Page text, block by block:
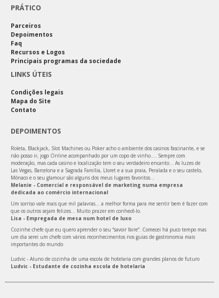
PRÁTICO
Parceiros
Depoimentos
Faq
Recursos e Logos
Principais programas da sociedade
LINKS ÚTEIS
Condições legais
Mapa do Site
Contato
DEPOIMENTOS
Roleta, Blackjack, Slot Machines ou Poker acho o ambiente dos casinos fascinante, e se
não posso ir, jogo Online acompanhado por um copo de vinho.... Sempre com
moderação, mas cada casino e localização tem o seu verdadeiro encanto... As luzes de
Las Vegas, Barcelona e a Sagrada Família, Lloret e a sua praia, Peralada e o seu castelo,
Mónaco e o seu glamour são alguns dos meus lugares favoritos...
Melanie - Comercial e responsável de marketing numa empresa
dedicada ao comércio internacional
Um sorriso vale mais que mil palavras… a melhor forma para me sentir bem é fazer com
que os outros sejam felizes… Muito prazer em conhecê-lo.
Lisa - Empregada de mesa num hotel de luxo
Cozinhe chefe que eu quero aprender o seu “savoir faire”. Comecei há puco tempo mas
um dia serei um chefe com vários reconhecimentos nos guias de gastronomia mais
importantes do mundo
Ludvic - Aluno de cozinha de uma escola de hotelaria com grandes planos de futuro
Ludvic - Estudante de cozinha escola de hotelaria